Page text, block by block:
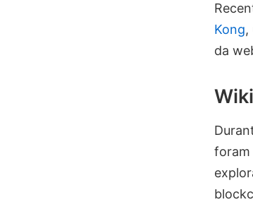
Kong,
da
foram